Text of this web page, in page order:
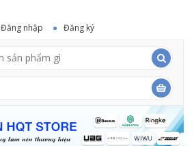
Đăng nhập Đăng ký